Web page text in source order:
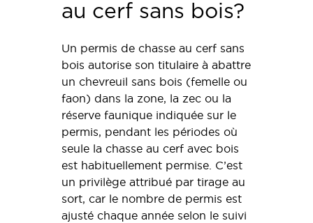
au cerf sans bois?
Un permis de chasse au cerf sans
bois autorise son titulaire à abattre
un chevreuil sans bois (femelle ou
faon) dans la zone, la zec ou la
réserve faunique indiquée sur le
permis, pendant les périodes où
seule la chasse au cerf avec bois
est habituellement permise. C’est
un privilège attribué par tirage au
sort, car le nombre de permis est
ajusté chaque année selon le suivi